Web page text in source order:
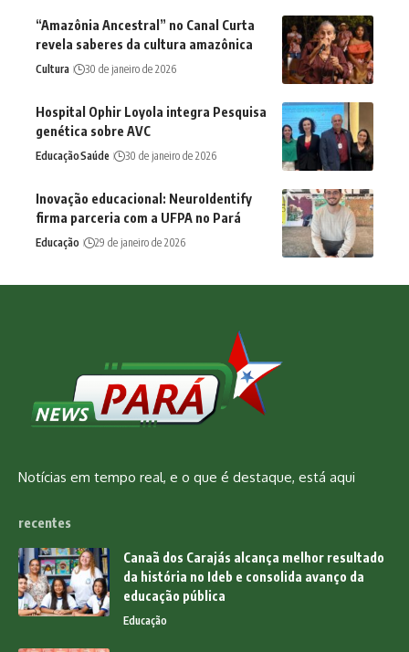
“Amazônia Ancestral” no Canal Curta
revela saberes da cultura amazônica
Cultura 30 de janeiro de 2026
Hospital Ophir Loyola integra Pesquisa
genética sobre AVC
EducaçãoSaúde 30 de janeiro de 2026
Inovação educacional: NeuroIdentify
firma parceria com a UFPA no Pará
Educação 29 de janeiro de 2026
Notícias em tempo real, e o que é destaque, está aqui
recentes
Canaã dos Carajás alcança melhor resultado
da história no Ideb e consolida avanço da
educação pública
Educação